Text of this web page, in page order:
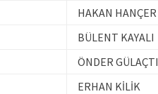
HAKAN HANÇER
BÜLENT KAYALI
ÖNDER GÜLAÇTI
ERHAN KİLİK